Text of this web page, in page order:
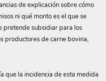
de explicación sobre cómo
ni qué monto es el que se
pretende subsidiar para los
productores de carne bovina,
que la incidencia de esta medida